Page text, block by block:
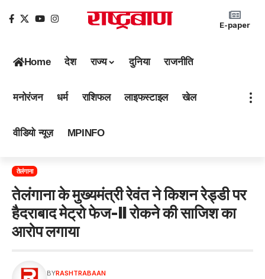
E-paper
Home देश राज्य दुनिया राजनीति
मनोरंजन धर्म राशिफल लाइफस्टाइल खेल
वीडियो न्यूज़ MPINFO
तेलंगाना
तेलंगाना के मुख्यमंत्री रेवंत ने किशन रेड्डी पर
हैदराबाद मेट्रो फेज-II रोकने की साजिश का
आरोप लगाया
BYRASHTRABAAN